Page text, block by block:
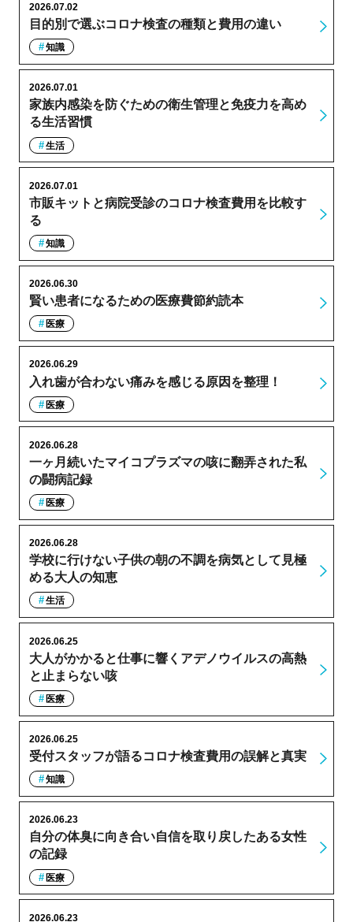
目的別で選ぶコロナ検査の種類と費用の違い
2026.07.02
知識
家族内感染を防ぐための衛生管理と免疫力を高め
る生活習慣
2026.07.01
生活
市販キットと病院受診のコロナ検査費用を比較す
る
2026.07.01
知識
賢い患者になるための医療費節約読本
2026.06.30
医療
入れ歯が合わない痛みを感じる原因を整理！
2026.06.29
医療
一ヶ月続いたマイコプラズマの咳に翻弄された私
の闘病記録
2026.06.28
医療
学校に行けない子供の朝の不調を病気として見極
める大人の知恵
2026.06.28
生活
大人がかかると仕事に響くアデノウイルスの高熱
と止まらない咳
2026.06.25
医療
受付スタッフが語るコロナ検査費用の誤解と真実
2026.06.25
知識
自分の体臭に向き合い自信を取り戻したある女性
の記録
2026.06.23
医療
2026.06.23